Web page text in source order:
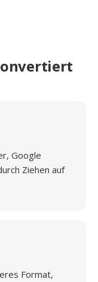
Google
Ziehen auf
Format,